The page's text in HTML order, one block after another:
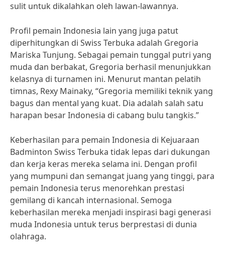
sulit untuk dikalahkan oleh lawan-lawannya.
Profil pemain Indonesia lain yang juga patut
diperhitungkan di Swiss Terbuka adalah Gregoria
Mariska Tunjung. Sebagai pemain tunggal putri yang
muda dan berbakat, Gregoria berhasil menunjukkan
kelasnya di turnamen ini. Menurut mantan pelatih
timnas, Rexy Mainaky, “Gregoria memiliki teknik yang
bagus dan mental yang kuat. Dia adalah salah satu
harapan besar Indonesia di cabang bulu tangkis.”
Keberhasilan para pemain Indonesia di Kejuaraan
Badminton Swiss Terbuka tidak lepas dari dukungan
dan kerja keras mereka selama ini. Dengan profil
yang mumpuni dan semangat juang yang tinggi, para
pemain Indonesia terus menorehkan prestasi
gemilang di kancah internasional. Semoga
keberhasilan mereka menjadi inspirasi bagi generasi
muda Indonesia untuk terus berprestasi di dunia
olahraga.